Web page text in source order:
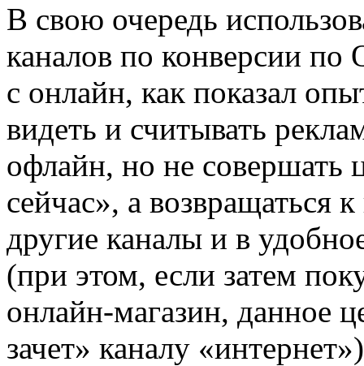
В свою очередь
каналов по конверсии
с онлайн, как показал
видеть и считывать
офлайн, но не совершать
сейчас», а возвращаться
другие каналы и в
(при этом, если затем
онлайн-магазин, данное
зачет» каналу